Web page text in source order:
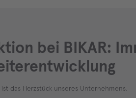
bei BIKAR:
das Herzstück unseres Unternehmens.